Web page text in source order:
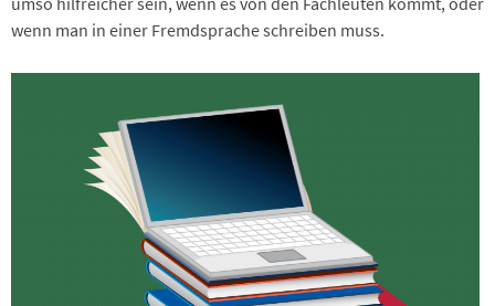
wenn man in einer Fremdsprache schreiben muss.